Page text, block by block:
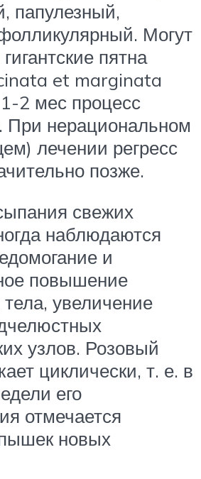
папулезный,
Могут
пятна
et marginata
2 мес процесс
При нерациональном
лечении регресс
позже.
свежих
наблюдаются
и
повышение
увеличение
узлов. Розовый
циклически, т. е. в
его
отмечается
новых